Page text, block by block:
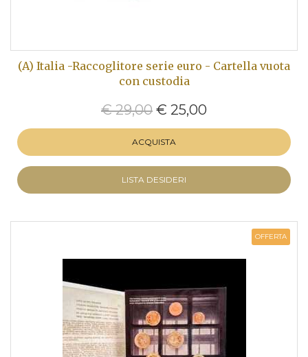
(A) Italia -Raccoglitore serie euro - Cartella vuota
con custodia
€ 29,00 € 25,00
ACQUISTA
LISTA DESIDERI
OFFERTA